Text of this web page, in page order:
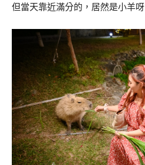
但當天靠近滿分的，居然是小羊呀